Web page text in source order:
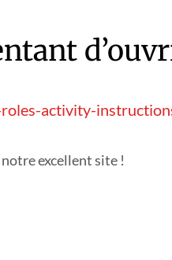
activity-
excellent site !